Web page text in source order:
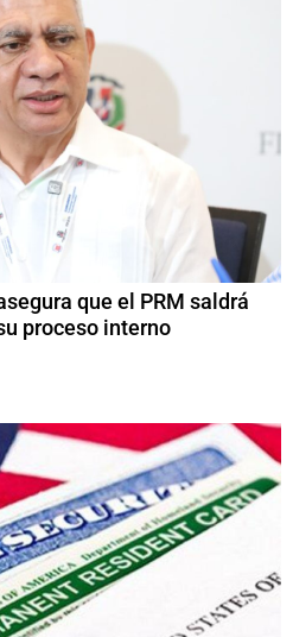
que el PRM saldrá
proceso interno